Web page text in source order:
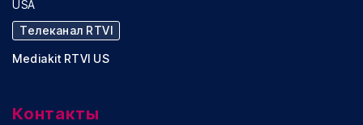
USA
Телеканал RTVI
Mediakit RTVI US
Контакты